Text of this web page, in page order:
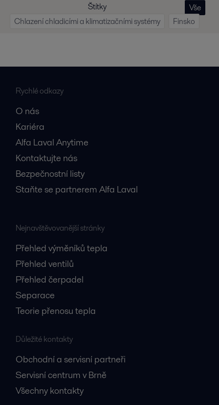
Štítky
Vše
Chlazení chladicími a klimatizačními systémy
Finsko
Rychlé odkazy
O nás
Kariéra
Alfa Laval Anytime
Kontaktujte nás
Bezpečnostní listy
Staňte se partnerem Alfa Laval
Nejnavštěvovanější stránky
Přehled výměníků tepla
Přehled ventilů
Přehled čerpadel
Separace
Teorie přenosu tepla
Důležité kontakty
Obchodní a servisní partneři
Servisní centrum v Brně
Všechny kontakty